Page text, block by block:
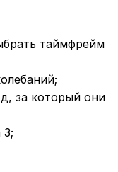
таймфрейм
за который они
3;